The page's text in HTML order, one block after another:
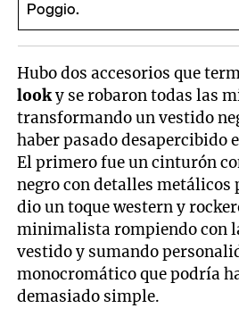
Hubo dos accesorios que
looky se robaron todas las
transformando un vestido
haber pasado desapercibido
El primero fue un cinturón
negro con detalles metálicos
dio un toque western y
minimalista rompiendo con
vestido y sumando
monocromático que podría
demasiado simple.